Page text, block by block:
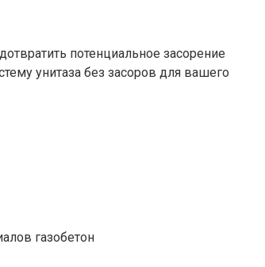
потенциальное засорение
унитаза без засоров для вашего
газобетон